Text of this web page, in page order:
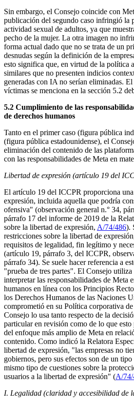
Sin embargo, el Consejo coincide con
publicación del segundo caso infringió la
actividad sexual de adultos, ya que
pecho de la mujer. La otra imagen no
forma actual dado que no se trata de un
desnudas según la definición de la
esto significa que, en virtud de la política
similares que no presenten indicios
generadas con IA no serían eliminadas.
víctimas se menciona en la sección 5.2
5.2 Cumplimiento de las
de derechos humanos
Tanto en el primer caso (figura pública
(figura pública estadounidense), el
eliminación del contenido de las
con las responsabilidades de Meta en
Libertad de expresión (artículo 19 del
El artículo 19 del ICCPR proporciona
expresión, incluida aquella que podría
ofensiva" (observación general n.° 34,
párrafo 17 del informe de 2019 de la
sobre la libertad de expresión, A/74/486).
restricciones sobre la libertad de
requisitos de legalidad, fin legítimo y
(artículo 19, párrafo 3, del ICCPR,
párrafo 34). Se suele hacer referencia a
"prueba de tres partes". El Consejo utiliza
interpretar las responsabilidades de Meta
humanos en línea con los Principios
los Derechos Humanos de las Naciones
comprometió en su Política corporativa
Consejo lo usa tanto respecto de la
particular en revisión como de lo que esto
del enfoque más amplio de Meta en
contenido. Como indicó la Relatora
libertad de expresión, "las empresas no
gobiernos, pero sus efectos son de un
mismo tipo de cuestiones sobre la
usuarios a la libertad de expresión" (A/
I. Legalidad (claridad y accesibilidad de